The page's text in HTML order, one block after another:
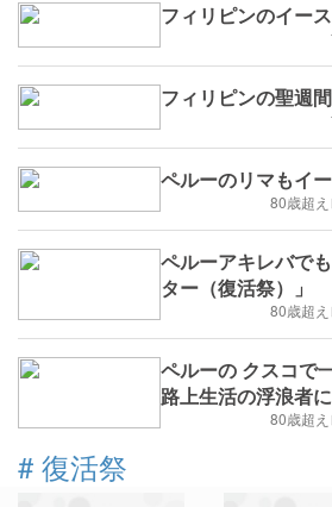
フィリピンのイー
フィリピンの聖週間
ペルーのリマもイ
80歳超
ペルーアキレバで
ター（復活祭）」
80歳超
ペルーの クスコで
路上生活の浮浪者に
80歳超
# 復活祭